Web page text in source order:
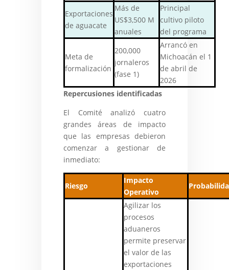
Exportaciones
de aguacate
Más de
US$3,500 M
anuales
Principal
cultivo piloto
del programa
Meta de
formalización
200,000
jornaleros
(fase 1)
Arrancó en
Michoacán el 1
de abril de
2026
Repercusiones identificadas
El Comité analizó cuatro
grandes áreas de impacto
que las empresas debieron
comenzar a gestionar de
inmediato:
Riesgo
Impacto
Operativo
Agilizar los
procesos
aduaneros
permite preservar
el valor de las
exportaciones